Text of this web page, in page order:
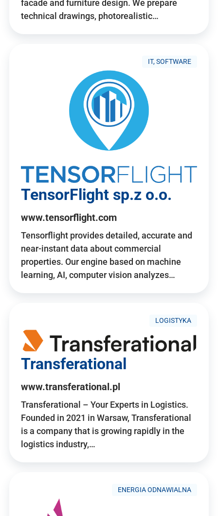
facade and furniture design. We prepare
technical drawings, photorealistic…
IT, SOFTWARE
TensorFlight sp.z o.o.
www.tensorflight.com
Tensorflight provides detailed, accurate and
near-instant data about commercial
properties. Our engine based on machine
learning, AI, computer vision analyzes…
LOGISTYKA
Transferational
www.transferational.pl
Transferational – Your Experts in Logistics.
Founded in 2021 in Warsaw, Transferational
is a company that is growing rapidly in the
logistics industry,…
ENERGIA ODNAWIALNA